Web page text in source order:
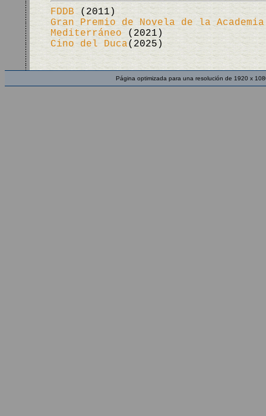
FDDB(2011)
Gran Premio de Novela de la
Mediterráneo(2021)
Cino del Duca(2025)
Página optimizada para una resolución de 1920 x